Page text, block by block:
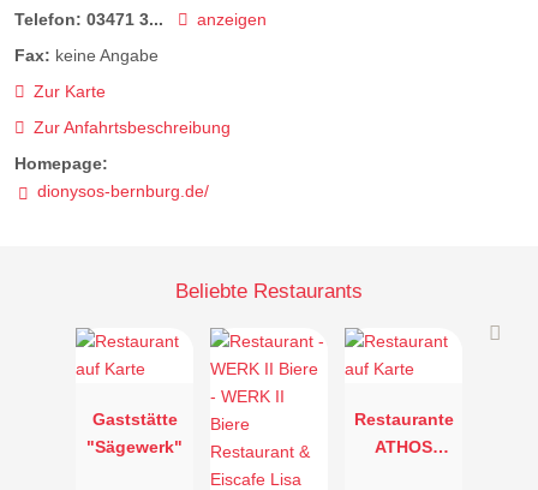
Telefon: 03471 3...
anzeigen
Fax: keine Angabe
Zur Karte
Zur Anfahrtsbeschreibung
Homepage:
dionysos-bernburg.de/
Beliebte Restaurants
Gaststätte
"Sägewerk"
Restaurante
ATHOS